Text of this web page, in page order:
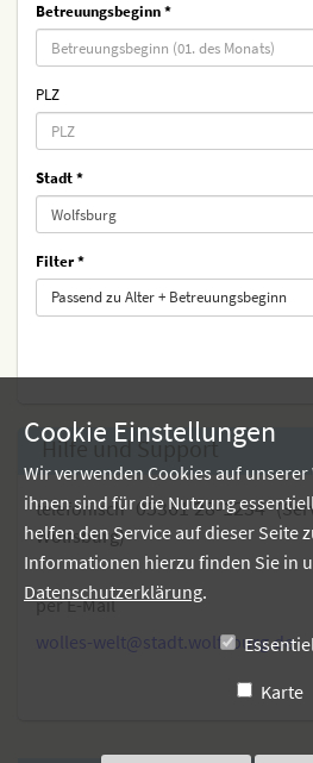
Betreuungsbeginn
PLZ
Stadt
Filter
Passend zu Alter + Betreuungsbeginn
Hilfe und Support
telefonisch05361 28-1234(
Wolfsburg)
per E-Mail
wolles-welt@stadt.wolfsburg.de
Cookie Einstellungen
Wir verwenden Cookies auf unserer
ihnen sind für die Nutzung
helfen den Service auf dieser Seite
Informationen hierzu finden Sie in
Datenschutzerklärung.
Karte